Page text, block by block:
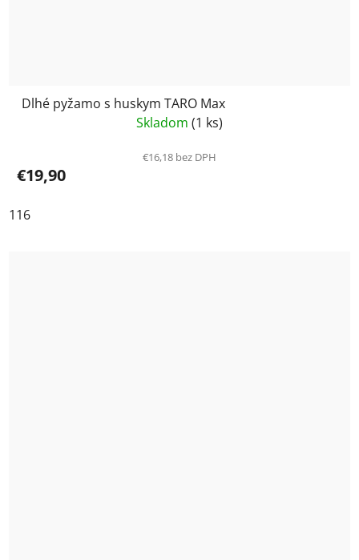
Dlhé pyžamo s huskym TARO Max
Skladom (1 ks)
€16,18 bez DPH
€19,90
116